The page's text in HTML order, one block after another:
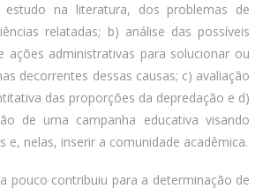
estudo na literatura, dos problemas de
relatadas; b) análise das possíveis
ações administrativas para solucionar ou
decorrentes dessas causas; c) avaliação
das proporções da depredação e d)
de uma campanha educativa visando
e, nelas, inserir a comunidade acadêmica.
pouco contribuiu para a determinação de